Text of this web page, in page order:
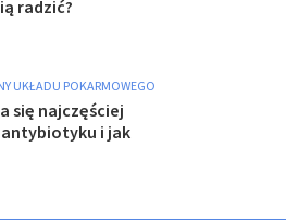
radzić?
UKŁADU POKARMOWEGO
się najczęściej
i jak